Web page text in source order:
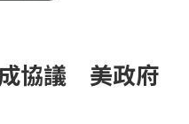
協議 美政府